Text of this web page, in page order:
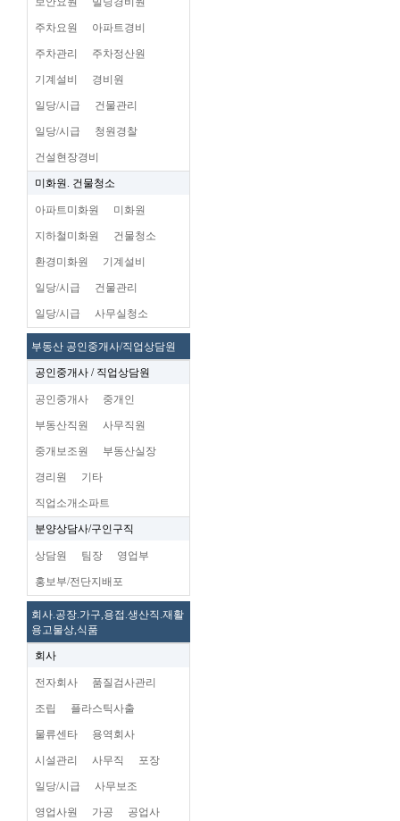
주차요원 아파트경비
주차관리 주차정산원
기계설비 경비원
일당/시급 건물관리
일당/시급 청원경찰
건설현장경비
미화원. 건물청소
아파트미화원 미화원
지하철미화원 건물청소
환경미화원 기계설비
일당/시급 건물관리
일당/시급 사무실청소
부동산 공인중개사/직업상담원
공인중개사 / 직업상담원
공인중개사 중개인
부동산직원 사무직원
중개보조원 부동산실장
경리원 기타
직업소개소파트
분양상담사/구인구직
상담원 팀장 영업부
홍보부/전단지배포
회사.공장.가구,용접.생산직.재활
용고물상,식품
회사
전자회사 품질검사관리
조립 플라스틱사출
물류센타 용역회사
시설관리 사무직 포장
일당/시급 사무보조
영업사원 가공 공업사